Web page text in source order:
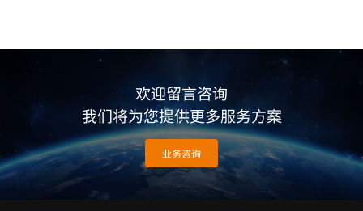
欢迎留言咨询
我们将为您提供更多服务方案
业务咨询